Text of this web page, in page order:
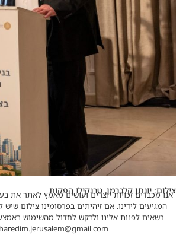
צילום: יונתן קלברמן, טרנקילו הפקות
אנו מכבדים זכויות יוצרים ועושים מאמץ לאתר את
המגיעים לידינו. אם זיהיתים בפרסומינו צילום שיש
רשאים לפנות אלינו ולבקש לחדול מהשימוש
haredim.jerusalem@gmail.com